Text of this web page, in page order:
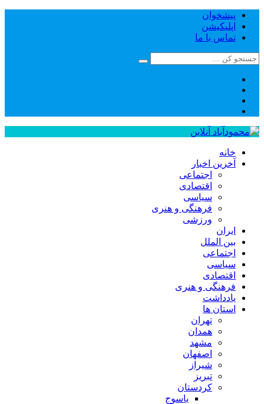
پیشخوان
اپلیکیشن
تماس با ما
خانه
آخرین اخبار
اجتماعی
اقتصادی
سیاسی
فرهنگی و هنری
ورزشی
ایران
بین الملل
اجتماعی
سیاسی
اقتصادی
فرهنگی و هنری
یادداشت
استان ها
تهران
همدان
مشهد
اصفهان
شیراز
تبریز
کردستان
یاسوج